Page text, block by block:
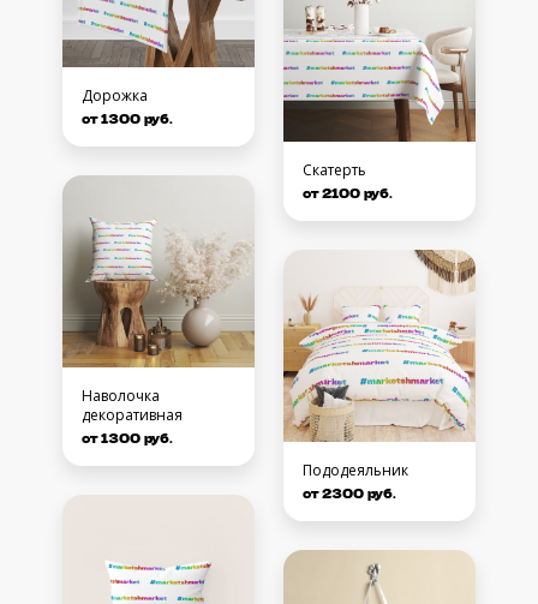
Дорожка
от 1300 руб.
Наволочка
декоративная
от 1300 руб.
Скатерть
от 2100 руб.
Пододеяльник
от 2300 руб.